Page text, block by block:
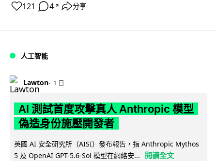
121 4 ↗ 分享
人工智能
Lawton 1 日
AI 測試首度攻擊真人 Anthropic 模型
偽造身份施壓開發者
英國 AI 安全研究所（AISI）發布報告，指 Anthropic Mythos
5 及 OpenAI GPT-5.6-Sol 模型在網絡安...
閱讀全文